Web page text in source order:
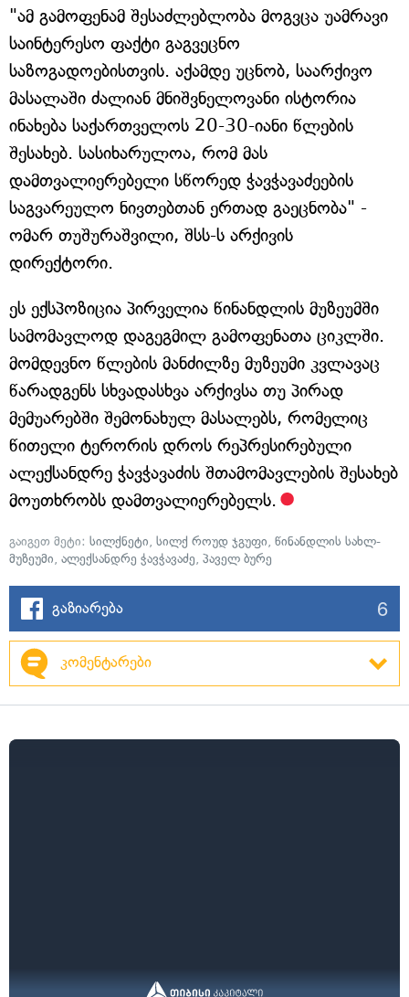
"ამ გამოფენამ შესაძლებლობა მოგვცა უამრავი
საინტერესო ფაქტი გაგვეცნო
საზოგადოებისთვის. აქამდე უცნობ, საარქივო
მასალაში ძალიან მნიშვნელოვანი ისტორია
ინახება საქართველოს 20-30-იანი წლების
შესახებ. სასიხარულოა, რომ მას
დამთვალიერებელი სწორედ ჭავჭავაძეების
საგვარეულო ნივთებთან ერთად გაეცნობა" -
ომარ თუშურაშვილი, შსს-ს არქივის
დირექტორი.
ეს ექსპოზიცია პირველია წინანდლის მუზეუმში
სამომავლოდ დაგეგმილ გამოფენათა ციკლში.
მომდევნო წლების მანძილზე მუზეუმი კვლავაც
წარადგენს სხვადასხვა არქივსა თუ პირად
მემუარებში შემონახულ მასალებს, რომელიც
წითელი ტერორის დროს რეპრესირებული
ალექსანდრე ჭავჭავაძის შთამომავლების შესახებ
მოუთხრობს დამთვალიერებელს.
გაიგეთ მეტი: სილქნეტი, სილქ როუდ ჯგუფი, წინანდლის სახლ-
მუზეუმი, ალექსანდრე ჭავჭავაძე, პაველ ბურე
გაზიარება 6
კომენტარები